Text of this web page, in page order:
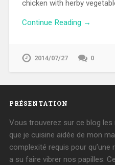
chicken with herby
Continue Reading →
2014/07/27 0
PRÉSENTATION
Vous trouverez sur ce blog
que je cuisine aidée de mon
complexité requis pour qu’une
a su faire vibrer nos papilles.